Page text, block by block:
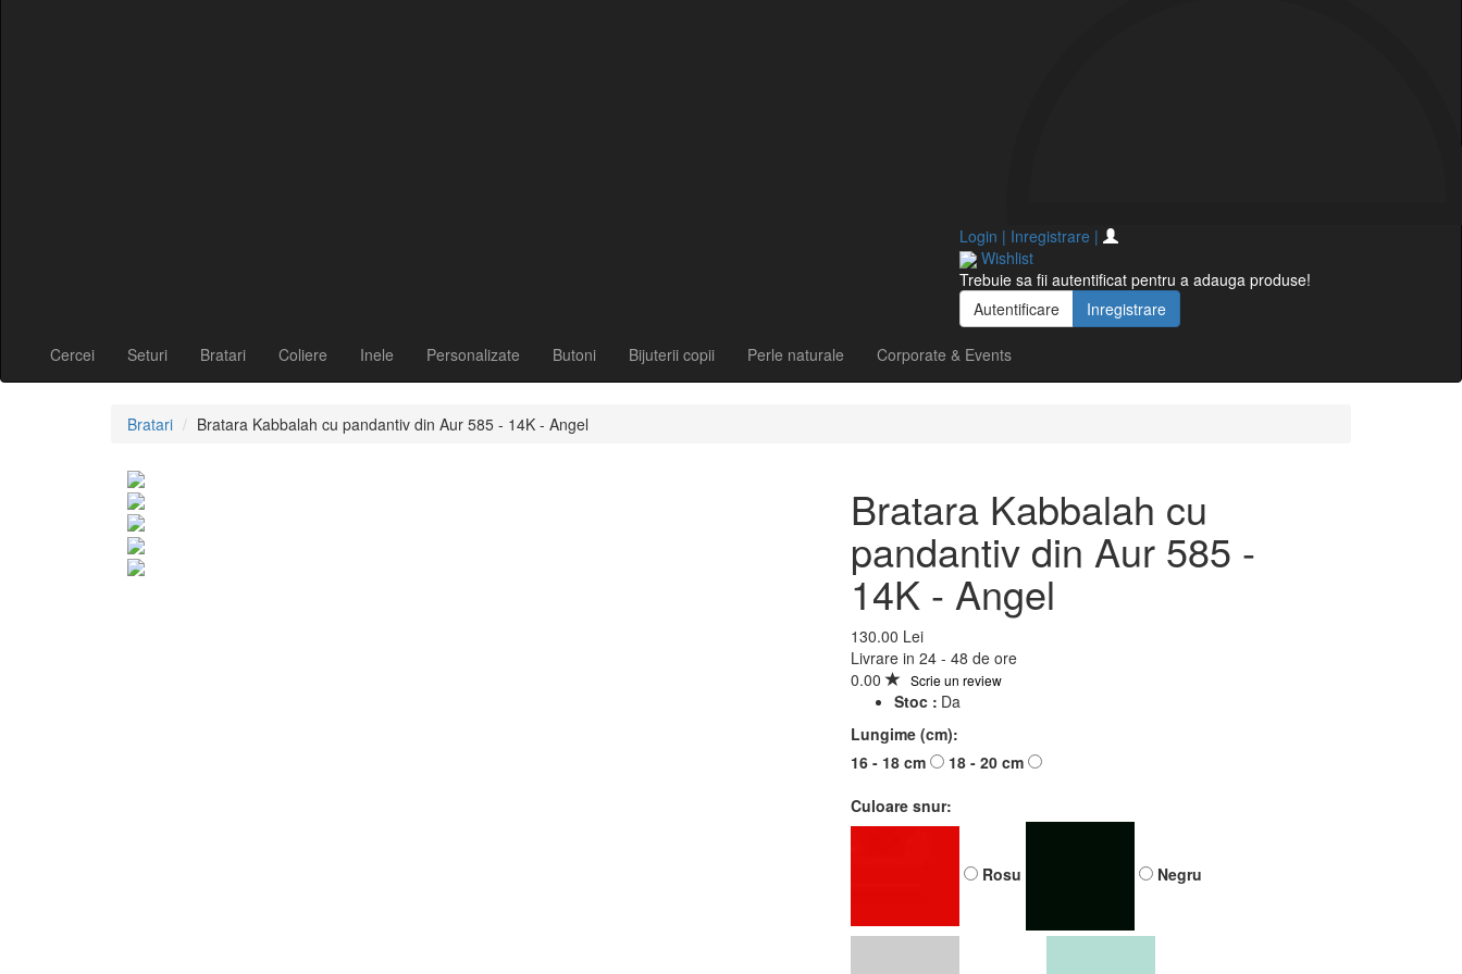
Login | Inregistrare |
Wishlist
Trebuie sa fii autentificat pentru a adauga produse!
Autentificare
Inregistrare
Cercei Seturi Bratari Coliere Inele Personalizate Butoni Bijuterii copii Perle naturale Corporate & Events
Bratari Bratara Kabbalah cu pandantiv din Aur 585 - 14K - Angel
pandantiv din Aur 585 -
Roz
Bratara Kabbalah cu
pandantiv din Aur 585 -
14K - Angel
130.00 Lei
Livrare in 24 - 48 de ore
0.00
Scrie un review
Stoc : Da
Lungime (cm):
16 - 18 cm
18 - 20 cm
Culoare snur:
Rosu Negru